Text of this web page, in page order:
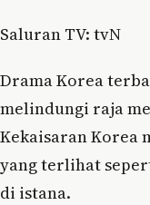
Saluran TV: tvN
Drama Korea
melindungi raja
Kekaisaran Korea
yang terlihat
di istana.